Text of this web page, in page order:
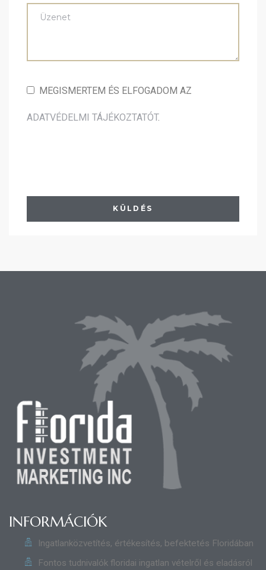
MEGISMERTEM ÉS ELFOGADOM AZ
ADATVÉDELMI TÁJÉKOZTATÓT.
INFORMÁCIÓK
Ingatlanközvetítés, értékesítés, befektetés Floridában
Fontos tudnivalók floridai ingatlan vételről és eladásról